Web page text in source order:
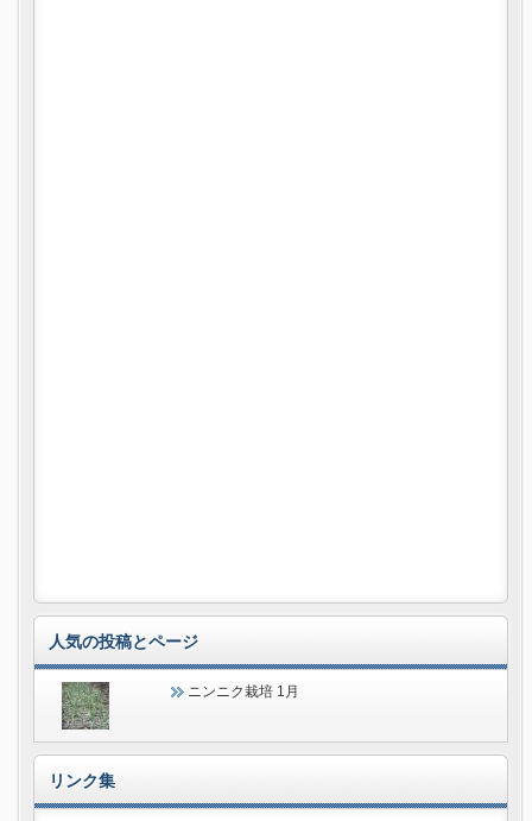
人気の投稿とページ
ニンニク栽培 1月
リンク集